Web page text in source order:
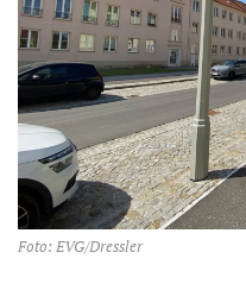
Foto: EVG/Dressler